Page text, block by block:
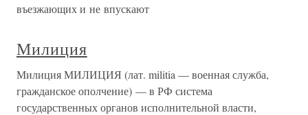
въезжающих и не впускают
Милиция
Милиция МИЛИЦИЯ (лат. militia — военная служба,
гражданское ополчение) — в РФ система
государственных органов исполнительной власти,